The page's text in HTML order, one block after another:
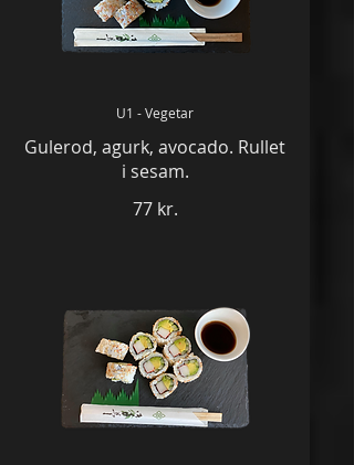
U1 - Vegetar
Gulerod, agurk, avocado. Rullet
i sesam.
77 kr.